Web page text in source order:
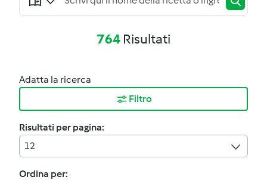
764Risultati
Adatta la ricerca
Filtro
Risultati per pagina:
12
Ordina per: